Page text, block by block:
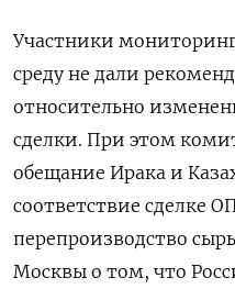
Участники
среду не дали
относительно
сделки. При этом
обещание Ирака и
соответствие сделке
перепроизводство
Москвы о том, что